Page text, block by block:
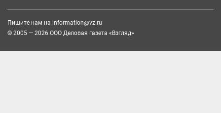
Пишите нам на information@vz.ru
© 2005 — 2026 ООО Деловая газета «Взгляд»